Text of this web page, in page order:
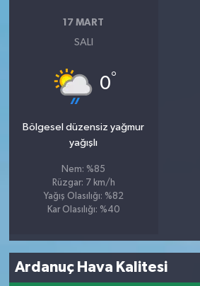
17 MART
SALI
0°
Bölgesel düzensiz yağmur
yağışlı
Nem: %85
Rüzgar: 7 km/h
Yağış Olasılığı: %82
Kar Olasılığı: %40
Ardanuç Hava Kalitesi